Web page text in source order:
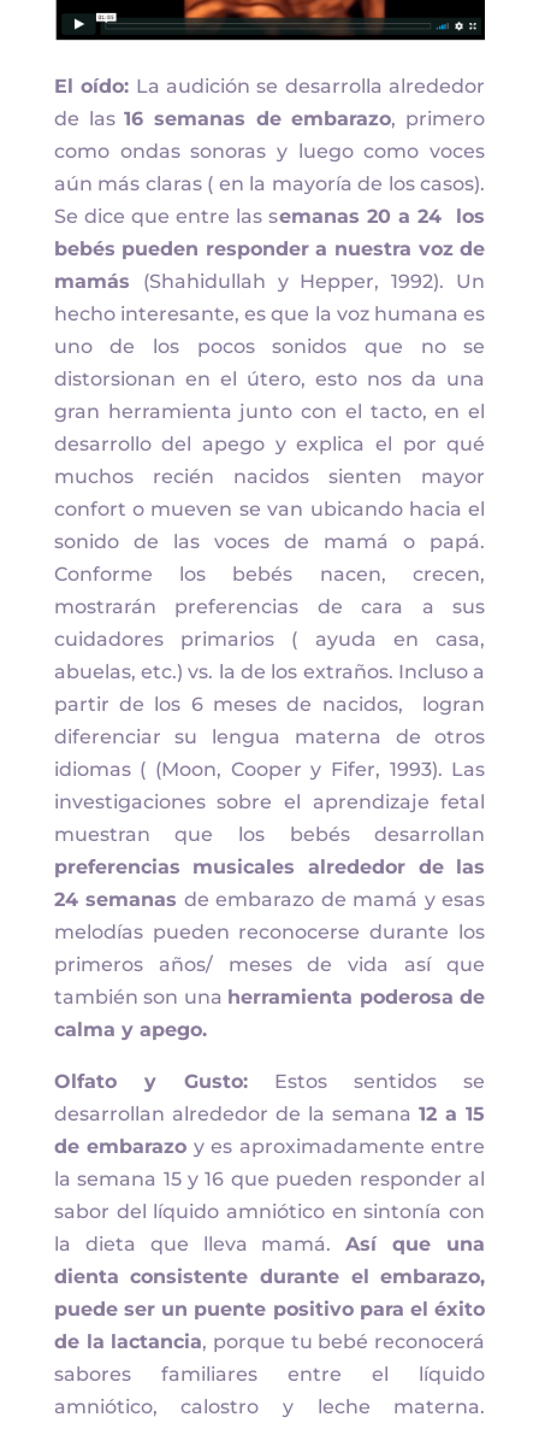
El oído: La audición se desarrolla alrededor
de las16 semanas de embarazo, primero
como ondas sonoras y luego como voces
aún más claras ( en la mayoría de los casos).
Se dice que entre las semanas 20 a 24 los
bebés pueden responder a nuestra voz de
mamás (Shahidullah y Hepper, 1992). Un
hecho interesante, es que la voz humana es
uno de los pocos sonidos que no se
distorsionan en el útero, esto nos da una
gran herramienta junto con el tacto, en el
desarrollo del apego y explica el por qué
muchos recién nacidos sienten mayor
confort o mueven se van ubicando hacia el
sonido de las voces de mamá o papá.
Conforme los bebés nacen, crecen,
mostrarán preferencias de cara a sus
cuidadores primarios ( ayuda en casa,
abuelas, etc.) vs. la de los extraños. Incluso a
partir de los 6 meses de nacidos, logran
diferenciar su lengua materna de otros
idiomas ( (Moon, Cooper y Fifer, 1993). Las
investigaciones sobre el aprendizaje fetal
muestran que los bebés desarrollan
preferencias musicales alrededor de las
24 semanas de embarazo de mamá y esas
melodías pueden reconocerse durante los
primeros años/ meses de vida así que
también son una herramienta poderosa de
calma y apego.
Olfato y Gusto: Estos sentidos se
desarrollan alrededor de la semana12 a 15
de embarazo y es aproximadamente entre
la semana 15 y 16 que pueden responder al
sabor del líquido amniótico en sintonía con
la dieta que lleva mamá.Así que una
dienta consistente durante el embarazo,
puede ser un puente positivo para el éxito
de la lactancia, porque tu bebé reconocerá
sabores familiares entre el líquido
amniótico, calostro y leche materna.